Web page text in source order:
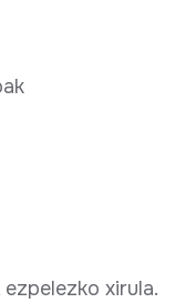
xirula.